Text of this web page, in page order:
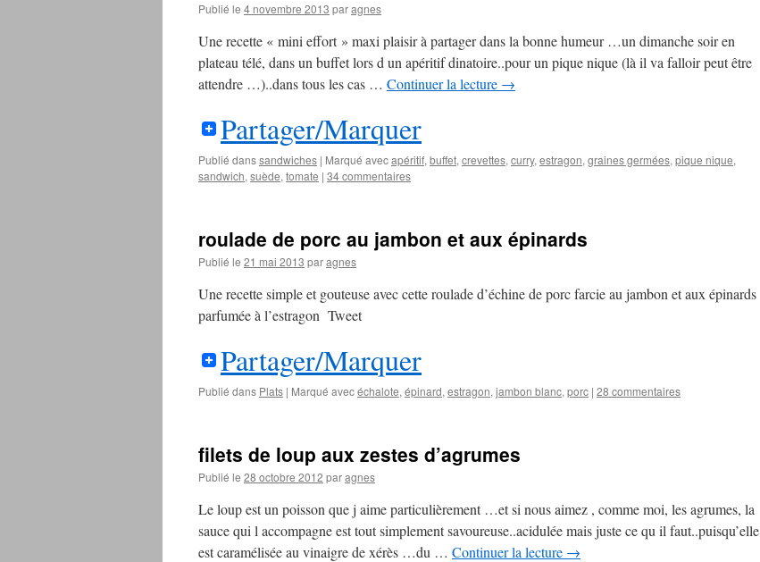
Publié le 4 novembre 2013 paragnes
Une recette « mini effort » maxi plaisir à partager dans la bonne humeur …un dimanche soir en
plateau télé, dans un buffet lors d un apéritif dinatoire..pour un pique nique (là il va falloir peut être
attendre …)..dans tous les cas … Continuer la lecture →
Partager/Marquer
Publié danssandwiches | Marqué avecapéritif, buffet, crevettes, curry, estragon, graines germées, pique nique,
sandwich, suède, tomate | 34 commentaires
roulade de porc au jambon et aux épinards
Publié le 21 mai 2013 paragnes
Une recette simple et gouteuse avec cette roulade d’échine de porc farcie au jambon et aux épinards
parfumée à l’estragon Tweet
Partager/Marquer
Publié dans Plats | Marqué avecéchalote, épinard, estragon, jambon blanc, porc | 28 commentaires
filets de loup aux zestes d’agrumes
Publié le 28 octobre 2012 paragnes
Le loup est un poisson que j aime particulièrement …et si nous aimez , comme moi, les agrumes, la
sauce qui l accompagne est tout simplement savoureuse..acidulée mais juste ce qu il faut..puisqu’elle
est caramélisée au vinaigre de xérès …du … Continuer la lecture →